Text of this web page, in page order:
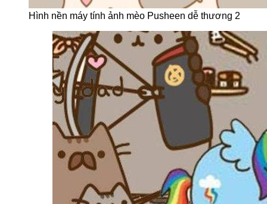
Hình nền máy tính ảnh mèo Pusheen dễ thương 2